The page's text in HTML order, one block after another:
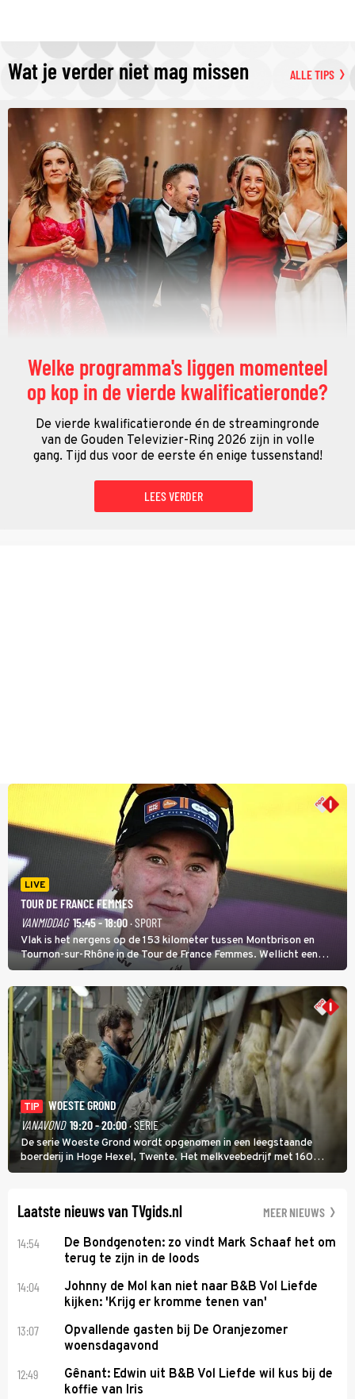
Wat je verder niet mag missen ALLE TIPS
Welke programma's liggen momenteel
op kop in de vierde kwalificatieronde?
De vierde kwalificatieronde én de streamingronde
van de Gouden Televizier-Ring 2026 zijn in volle
gang. Tijd dus voor de eerste én enige tussenstand!
LEES VERDER
LIVE
TOUR DE FRANCE FEMMES
VANMIDDAG 15:45 - 18:00· SPORT
Vlak is het nergens op de 153 kilometer tussen Montbrison en
Tournon-sur-Rhône in de Tour de France Femmes. Wellicht een
kans voor Nienke Vinke, die vorig jaar de witte trui won.
TIP
WOESTE GROND
VANAVOND 19:20 - 20:00· SERIE
De serie Woeste Grond wordt opgenomen in een leegstaande
boerderij in Hoge Hexel, Twente. Het melkveebedrijf met 160
koeien moest sluiten, omdat het dicht bij een Natura 2000-gebied
Laatste nieuws van TVgids.nl MEER NIEUWS
14:54
De Bondgenoten: zo vindt Mark Schaaf het om
terug te zijn in de loods
14:04
Johnny de Mol kan niet naar B&B Vol Liefde
kijken: 'Krijg er kromme tenen van'
13:07
Opvallende gasten bij De Oranjezomer
woensdagavond
12:49
Gênant: Edwin uit B&B Vol Liefde wil kus bij de
koffie van Iris